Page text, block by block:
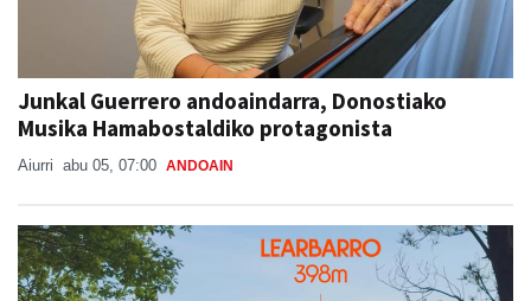
Junkal Guerrero andoaindarra, Donostiako
Musika Hamabostaldiko protagonista
Aiurri abu 05, 07:00 ANDOAIN